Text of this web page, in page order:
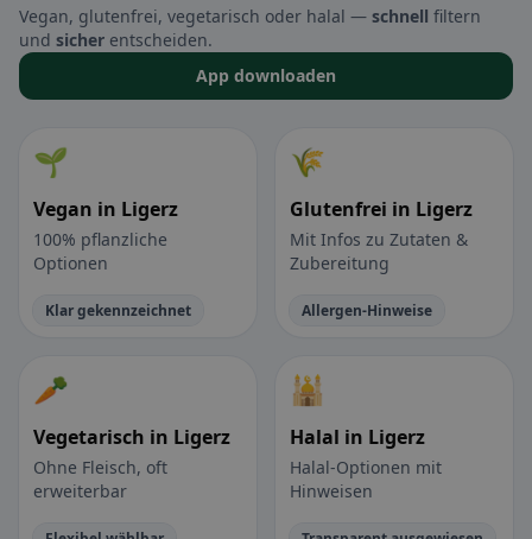
Vegan, glutenfrei, vegetarisch oder halal — schnell filtern
und sicher entscheiden.
App downloaden
🌱
Vegan in Ligerz
100% pflanzliche
Optionen
Klar gekennzeichnet
🌾
Glutenfrei in Ligerz
Mit Infos zu Zutaten &
Zubereitung
Allergen-Hinweise
🥕
Vegetarisch in Ligerz
Ohne Fleisch, oft
erweiterbar
🕌
Halal in Ligerz
Halal-Optionen mit
Hinweisen